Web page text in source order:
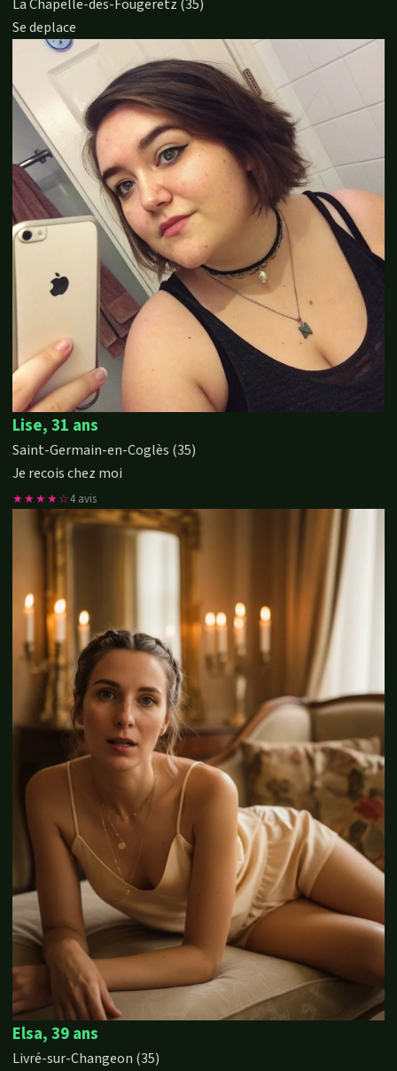
La Chapelle-des-Fougeretz (35)
Se deplace
Lise, 31 ans
Saint-Germain-en-Coglès (35)
Je recois chez moi
★★★★☆4 avis
Elsa, 39 ans
Livré-sur-Changeon (35)